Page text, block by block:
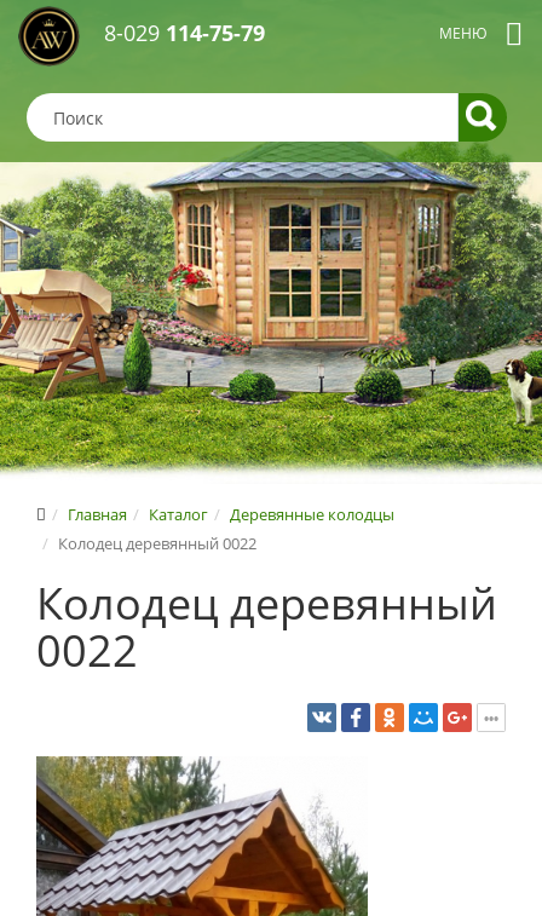
8-029 114-75-79
Главная Каталог
Деревянные колодцы
Колодец деревянный 0022
Колодец деревянный
0022